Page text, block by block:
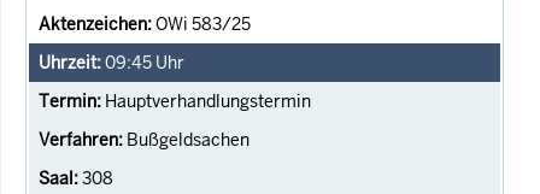
OWi 583/25
09:45 Uhr
Hauptverhandlungstermin
Bußgeldsachen
308